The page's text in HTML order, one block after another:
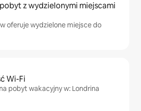
z wydzielonymi miejscami
oferuje wydzielone miejsce do
Wi-Fi
pobyt wakacyjny w: Londrina